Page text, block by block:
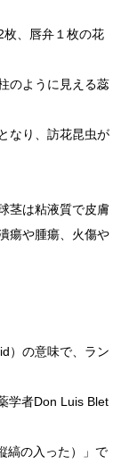
、唇弁１枚の花
のように見える蕊
なり、訪花昆虫が
茎は粘液質で皮膚
瘍や腫瘍、火傷や
）の意味で、ラン
学者Don Luis Blet
縞の入った）」で